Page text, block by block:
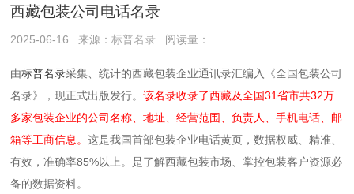
西藏包装公司电话名录
2025-06-16 来源：标普名录 阅读量：
由标普名录采集、统计的西藏包装企业通讯录汇编入《全国包装公司
名录》，现正式出版发行。该名录收录了西藏及全国31省市共32万
多家包装企业的公司名称、地址、经营范围、负责人、手机电话、邮
箱等工商信息。这是我国首部包装企业电话黄页，数据权威、精准、
有效，准确率85%以上。是了解西藏包装市场、掌控包装客户资源必
备的数据资料。